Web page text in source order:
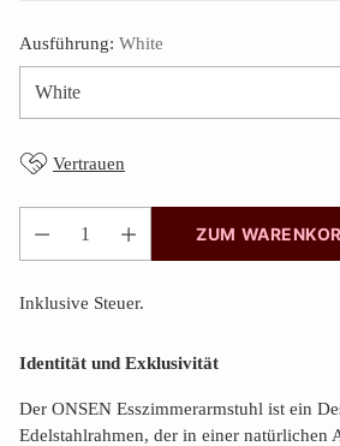
Ausführung: White
Vertrauen
Anzahl
ZUM
Inklusive Steuer.
Identität und Exklusivität
Der ONSEN Esszimmerarmstuhl ist ein
Edelstahlrahmen, der in einer natürlichen